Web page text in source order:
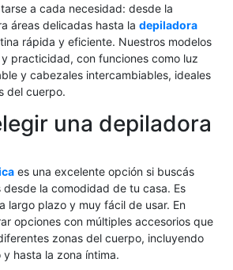
a cada necesidad: desde la
áreas delicadas hasta la depiladora
rápida y eficiente. Nuestros modelos
practicidad, con funciones como luz
y cabezales intercambiables, ideales
del cuerpo.
una depiladora
es una excelente opción si buscás
la comodidad de tu casa. Es
largo plazo y muy fácil de usar. En
opciones con múltiples accesorios que
zonas del cuerpo, incluyendo
hasta la zona íntima.